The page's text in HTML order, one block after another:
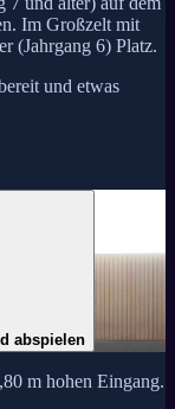
Im Großzelt mit
(Jahrgang 6) Platz.
und etwas
abspielen
m hohen Eingang.